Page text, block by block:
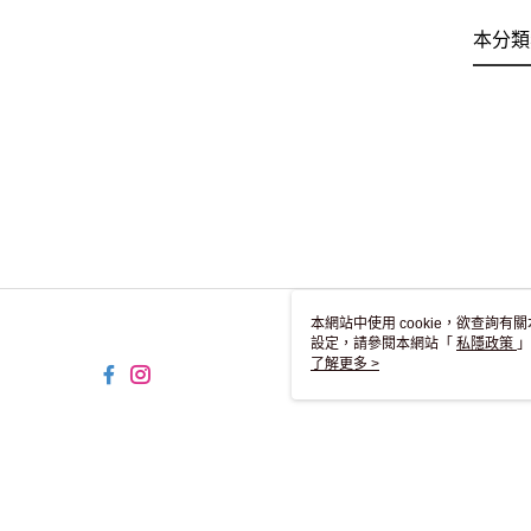
本分
本網站中使用 cookie，欲查詢有
設定，請參閱本網站「 私隱政策
用 cookie。
了解更多 >